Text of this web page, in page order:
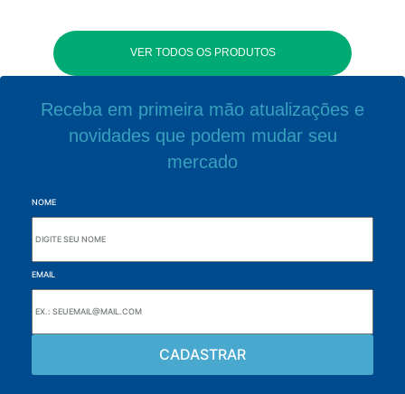
VER TODOS OS PRODUTOS
Receba em primeira mão atualizações e
novidades que podem mudar seu
mercado
NOME
EMAIL
Navegue pelo site